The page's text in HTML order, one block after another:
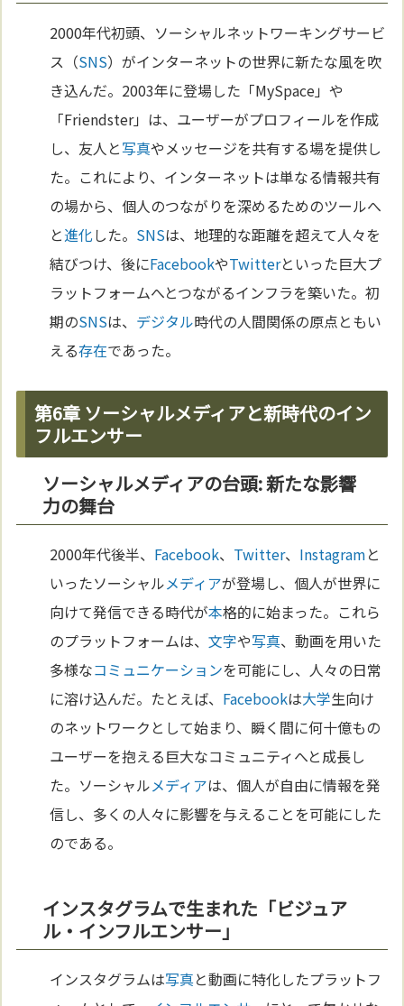
2000年代初頭、ソーシャルネットワーキングサービ
ス（SNS）がインターネットの世界に新たな風を吹
き込んだ。2003年に登場した「MySpace」や
「Friendster」は、ユーザーがプロフィールを作成
し、友人と写真やメッセージを共有する場を提供し
た。これにより、インターネットは単なる情報共有
の場から、個人のつながりを深めるためのツールへ
と進化した。 SNSは、地理的な距離を超えて人々を
結びつけ、後にFacebookやTwitterといった巨大プ
ラットフォームへとつながるインフラを築いた。初
期のSNSは、 デジタル時代の人間関係の原点ともい
える存在であった。
第6章 ソーシャルメディアと新時代のイン
フルエンサー
ソーシャルメディアの台頭: 新たな影響
力の舞台
2000年代後半、 Facebook、 Twitter、 Instagramと
いったソーシャルメディアが登場し、個人が世界に
向けて発信できる時代が本格的に始まった。これら
のプラットフォームは、文字や写真、動画を用いた
多様なコミュニケーションを可能にし、人々の日常
に溶け込んだ。たとえば、 Facebookは大学生向け
のネットワークとして始まり、瞬く間に何十億もの
ユーザーを抱える巨大なコミュニティへと成長し
た。ソーシャルメディアは、個人が自由に情報を発
信し、多くの人々に影響を与えることを可能にした
のである。
インスタグラムで生まれた「ビジュア
ル・インフルエンサー」
インスタグラムは写真と動画に特化したプラットフ